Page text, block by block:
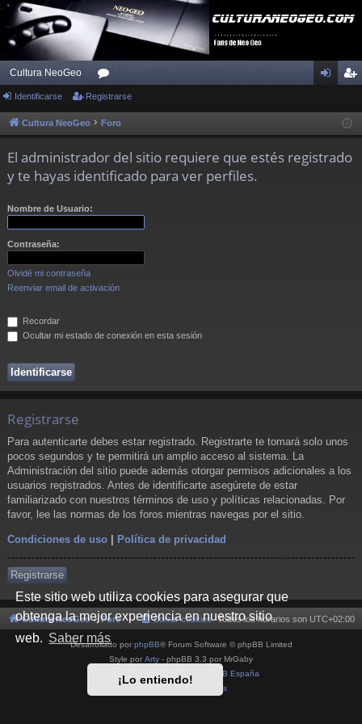
Este sitio web utiliza cookies para asegurar que
obtenga la mejor experiencia en nuestro sitio
web. Saber más
¡Lo entiendo!
Cultura NeoGeo
or
os ist
Identificarse Registrarse
Cultura NeoGeo Foro
El administrador del sitio requiere que estés registrado
y te hayas identificado para ver perfiles.
Nombre de Usuario:
Contraseña:
Olvidé mi contraseña
Reenviar email de activación
Recordar
Ocultar mi estado de conexión en esta sesión
Registrarse
Para autenticarte debes estar registrado. Registrarte te tomará solo unos
pocos segundos y te permitirá un amplio acceso al sistema. La
Administración del sitio puede además otorgar permisos adicionales a los
usuarios registrados. Antes de identificarte asegúrete de estar
familiarizado con nuestros términos de uso y políticas relacionadas. Por
favor, lee las normas de los foros mientras navegas por el sitio.
Condiciones de uso Política de privacidad
Registrarse
Cultura NeoGeo Foro Todos los horarios son UTC+02:00
Borrar cookies
Desarrollado por phpBB® Forum Software © phpBB Limited
Style por Arty - phpBB 3.3 por MrGaby
phpBB España
Condiciones